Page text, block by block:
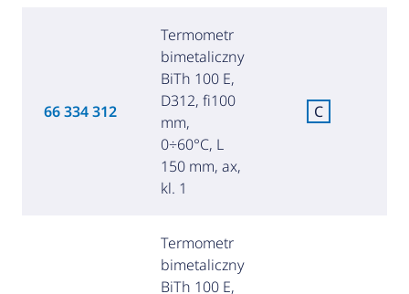
66 334 312
Termometr
bimetaliczny
BiTh 100 E,
D312, fi100
mm,
0÷60°C, L
150 mm, ax,
kl. 1
C
Termometr
bimetaliczny
BiTh 100 E,